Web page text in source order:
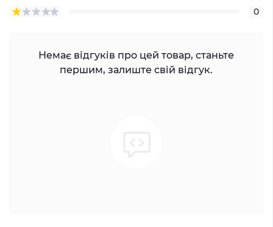
0
Немає відгуків про цей товар, станьте
першим, залиште свій відгук.